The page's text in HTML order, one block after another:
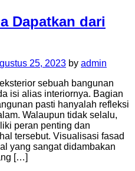
Dapatkan dari
25, 2023 by admin
sebuah bangunan
isi alias interiornya. Bagian
pasti hanyalah refleksi
Walaupun tidak selalu,
peran penting dan
tersebut. Visualisasi fasad
yang sangat didambakan
[…]